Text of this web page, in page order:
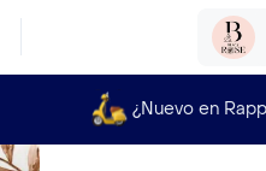
¿Nuevo en